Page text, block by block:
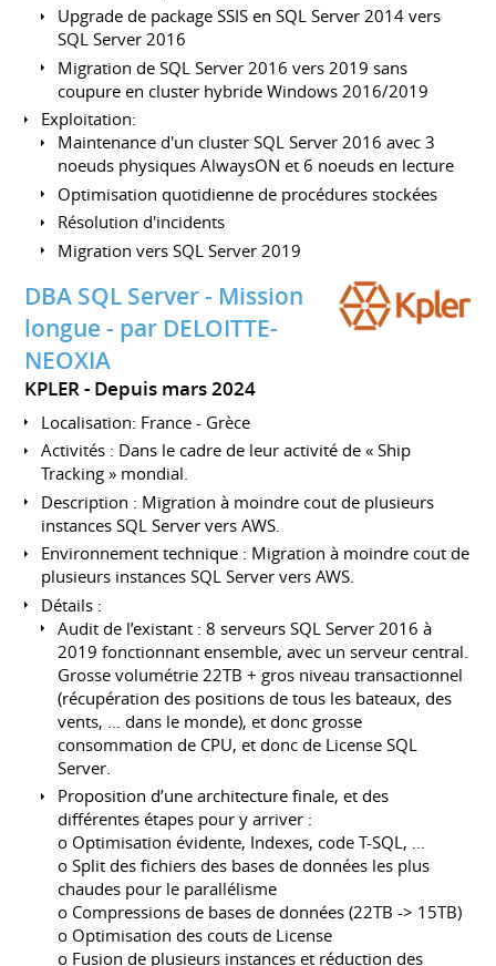
Upgrade de package SSIS en SQL Server 2014 vers
SQL Server 2016
Migration de SQL Server 2016 vers 2019 sans
coupure en cluster hybride Windows 2016/2019
Exploitation:
Maintenance d'un cluster SQL Server 2016 avec 3
noeuds physiques AlwaysON et 6 noeuds en lecture
Optimisation quotidienne de procédures stockées
Résolution d'incidents
Migration vers SQL Server 2019
DBA SQL Server - Mission
longue - par DELOITTE-
NEOXIA
KPLER Depuis mars 2024
Localisation: France - Grèce
Activités : Dans le cadre de leur activité de « Ship
Tracking » mondial.
Description : Migration à moindre cout de plusieurs
instances SQL Server vers AWS.
Environnement technique : Migration à moindre cout de
plusieurs instances SQL Server vers AWS.
Détails :
Audit de l’existant : 8 serveurs SQL Server 2016 à
2019 fonctionnant ensemble, avec un serveur central.
Grosse volumétrie 22TB + gros niveau transactionnel
(récupération des positions de tous les bateaux, des
vents, … dans le monde), et donc grosse
consommation de CPU, et donc de License SQL
Server.
Proposition d’une architecture finale, et des
différentes étapes pour y arriver :
o Optimisation évidente, Indexes, code T-SQL, …
o Split des fichiers des bases de données les plus
chaudes pour le parallélisme
o Compressions de bases de données (22TB -> 15TB)
o Optimisation des couts de License
o Fusion de plusieurs instances et réduction des